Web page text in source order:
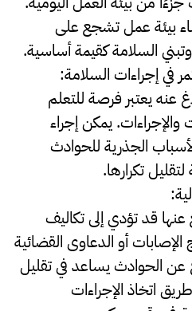
بيئة عمل تشجع على
السلامة كقيمة أساسية.
في إجراءات السلامة:
عنه يعتبر فرصة للتعلم
يمكن إجراء
الجذرية للحوادث
لتقليل تكرارها.
:
عنها قد تؤدي إلى تكاليف
الإصابات أو الدعاوى القضائية
عن الحوادث يساعد في تقليل
اتخاذ الإجراءات